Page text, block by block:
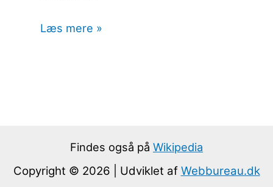
Læs mere »
Findes også på Wikipedia
Copyright © 2026 | Udviklet af Webbureau.dk